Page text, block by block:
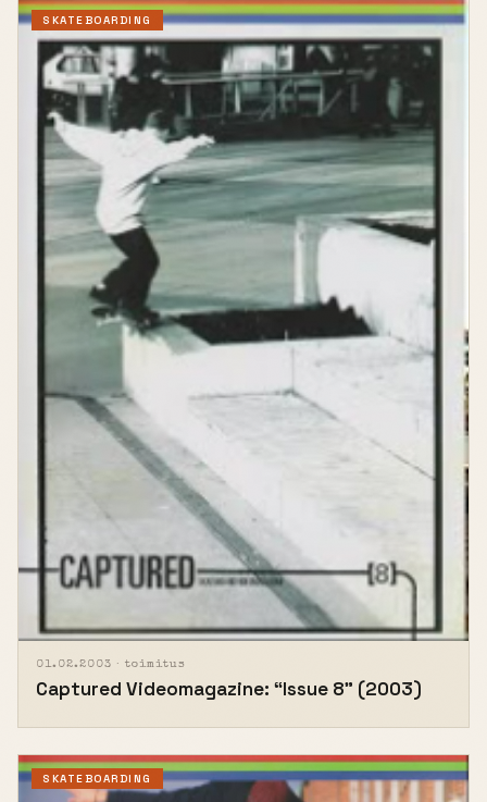
SKATEBOARDING
01.02.2003 · toimitus
Captured Videomagazine: “Issue 8” (2003)
SKATEBOARDING